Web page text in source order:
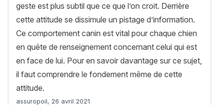
geste est plus subtil que ce que l’on croit. Derrière
cette attitude se dissimule un pistage d’information.
Ce comportement canin est vital pour chaque chien
en quête de renseignement concernant celui qui est
en face de lui. Pour en savoir davantage sur ce sujet,
il faut comprendre le fondement même de cette
attitude.
Article rédigé par
assuropoil, 26 avril 2021